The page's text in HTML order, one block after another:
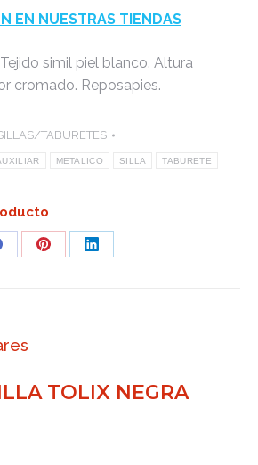
EN NUESTRAS TIENDAS
simil piel blanco. Altura
cromado. Reposapies.
TABURETES
METALICO SILLA TABURETE
Share
Share
TOLIX NEGRA